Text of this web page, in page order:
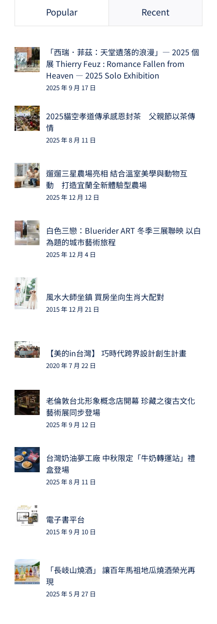
Popular Recent
「西瑞．菲茲：天堂遺落的浪漫」— 2025 個
展 Thierry Feuz : Romance Fallen from
Heaven — 2025 Solo Exhibition
2025 年 9 月 17 日
2025貓空孝道傳承感恩封茶 父親節以茶傳
情
2025 年 8 月 11 日
遛遛三星農場亮相 結合溫室美學與動物互
動 打造宜蘭全新體驗型農場
2025 年 12 月 12 日
白色三戀：Bluerider ART 冬季三展聯映 以白
為題的城市藝術旅程
2025 年 12 月 4 日
風水大師坐鎮 買房坐向生肖大配對
2015 年 12 月 21 日
【美的in台灣】 巧時代跨界設計創生計畫
2020 年 7 月 22 日
老倫敦台北形象概念店開幕 珍藏之復古文化
藝術展同步登場
2025 年 9 月 12 日
台灣奶油夢工廠 中秋限定「牛奶轉運站」禮
盒登場
2025 年 8 月 11 日
電子書平台
2015 年 9 月 10 日
「長岐山燒酒」 讓百年馬祖地瓜燒酒榮光再
現
2025 年 5 月 27 日